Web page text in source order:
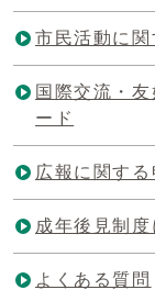
市民活動に
国際交流・
ード
広報に関す
成年後見制
よくある質問